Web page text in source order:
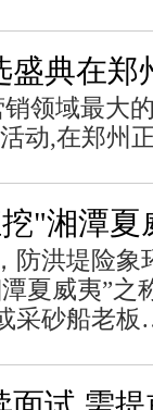
盛典在郑
领域最大
动,在郑州
"湘潭夏
防洪堤险象
夏威夷”之
采砂船老